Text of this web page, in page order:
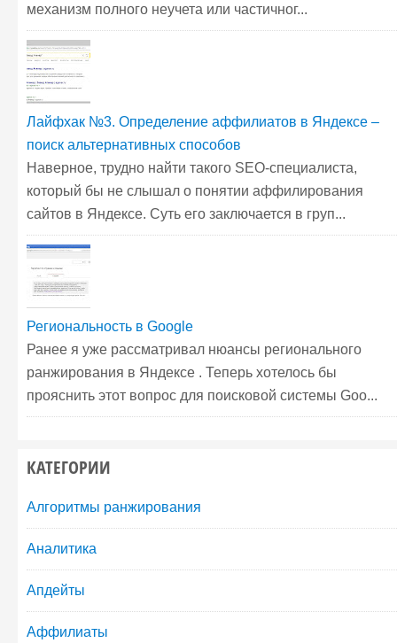
механизм полного неучета или частичног...
Лайфхак №3. Определение аффилиатов в Яндексе –
поиск альтернативных способов
Наверное, трудно найти такого SEO-специалиста,
который бы не слышал о понятии аффилирования
сайтов в Яндексе. Суть его заключается в груп...
Региональность в Google
Ранее я уже рассматривал нюансы регионального
ранжирования в Яндексе . Теперь хотелось бы
прояснить этот вопрос для поисковой системы Goo...
КАТЕГОРИИ
Алгоритмы ранжирования
Аналитика
Апдейты
Аффилиаты